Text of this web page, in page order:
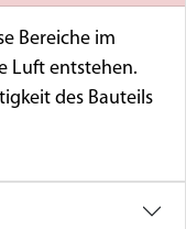
Bereiche im
Luft entstehen.
des Bauteils